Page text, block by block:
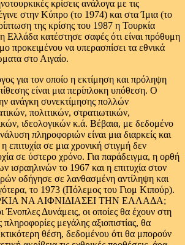
κρίσεις ανάλογα με τις
στην Κύπρο (το 1974) και στα Ίμια (το
της κρίσης του 1987 η Τουρκία
Ελλάδα κατέστησε σαφές ότι είναι πρόθυμη
προκειμένου να υπερασπίσει τα εθνικά
στο Αιγαίο.
για τον οποίο η εκτίμηση και πρόληψη
είναι μια περίπλοκη υπόθεση. Ο
ανάγκη συνεκτίμησης πολλών
πολιτικών, στρατιωτικών,
ιδεολογικών κ.ά. Βέβαια, με δεδομένο
πληροφοριών είναι μια διαρκείς και
επιτυχία σε μια χρονική στιγμή δεν
σε ύστερο χρόνο. Για παράδειγμα, η ορθή
ισραηλινών το 1967 και η επιτυχία στον
οδήγησε σε λανθασμένη αντίληψη και
το 1973 (Πόλεμος του Γιομ Κιπούρ).
Ένοπλες Δυνάμεις, οι οποίες θα έχουν στη
πληροφορίες μεγάλης αξιοπιστίας, θα
θέση, δεδομένου ότι θα μπορούν